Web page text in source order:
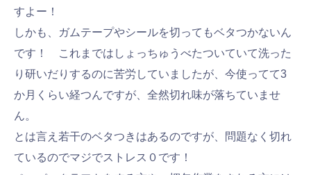
すよー！
しかも、ガムテープやシールを切ってもベタつかないん
です！ これまではしょっちゅうべたついていて洗った
り研いだりするのに苦労していましたが、今使ってて3
か月くらい経つんですが、全然切れ味が落ちていませ
ん。
とは言え若干のベタつきはあるのですが、問題なく切れ
ているのでマジでストレス０です！